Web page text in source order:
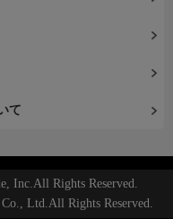
て
Inc.All Rights Reserved.
Ltd.All Rights Reserved.